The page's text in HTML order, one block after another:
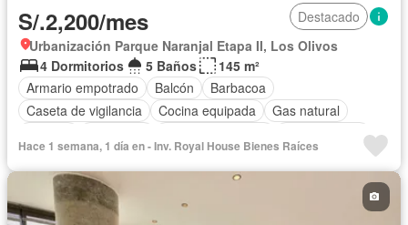
S/.2,200/mes
Destacado
Urbanización Parque Naranjal Etapa II, Los Olivos
4 Dormitorios
5 Baños
145 m²
Armario empotrado
Balcón
Barbacoa
Caseta de vigilancia
Cocina equipada
Gas natural
Parcialmente amoblado
Hace 1 semana, 1 día en - Inv. Royal House Bienes Raíces